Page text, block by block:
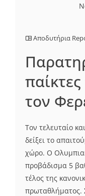
Αποδυτήρια
τον
Τον τελευταίο
δείξει το
χώρο. Ο
προβάδισμα 5
τέλος της
πρωταθλήματος.